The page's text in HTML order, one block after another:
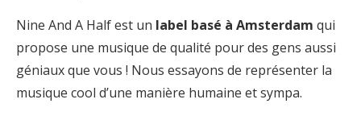
Nine And A Half est un label basé à Amsterdam qui
propose une musique de qualité pour des gens aussi
géniaux que vous ! Nous essayons de représenter la
musique cool d’une manière humaine et sympa.